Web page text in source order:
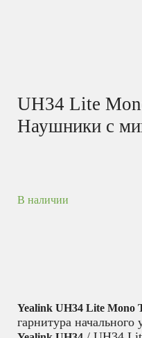
UH34 Lite
Наушники с
В наличии
Yealink UH34 Lite Mono
гарнитура начального